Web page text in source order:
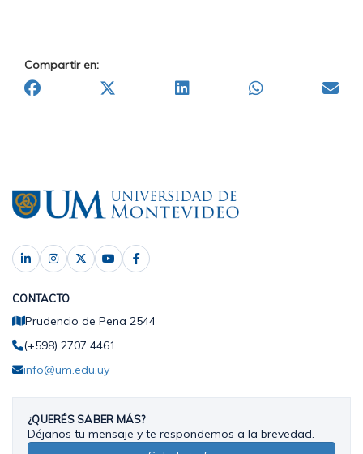
Compartir en:
CONTACTO
Prudencio de Pena 2544
(+598) 2707 4461
info@um.edu.uy
¿QUERÉS SABER MÁS?
Déjanos tu mensaje y te respondemos a la brevedad.